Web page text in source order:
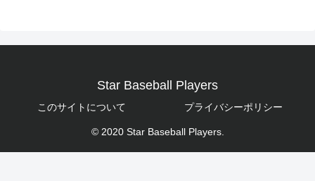
Star Baseball Players
このサイトについて プライバシーポリシー
© 2020 Star Baseball Players.